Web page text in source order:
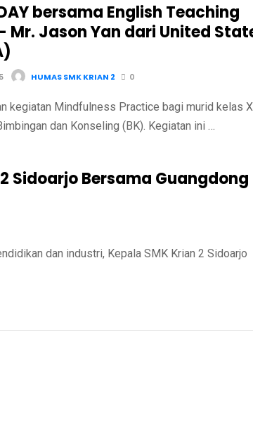
bersama English Teaching
Mr. Jason Yan dari United
HUMAS SMK KRIAN 2 0
kegiatan Mindfulness Practice bagi murid kelas
dan Konseling (BK). Kegiatan ini …
Sidoarjo Bersama Guangdong
dan industri, Kepala SMK Krian 2 Sidoarjo